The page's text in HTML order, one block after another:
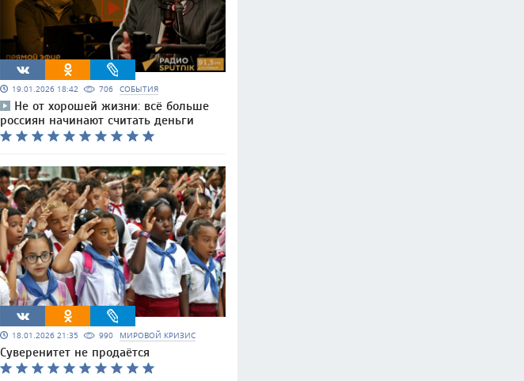
19.01.2026 18:42 706 СОБЫТИЯ
Не от хорошей жизни: всё больше
россиян начинают считать деньги
18.01.2026 21:35 990 МИРОВОЙ КРИЗИС
Суверенитет не продаётся